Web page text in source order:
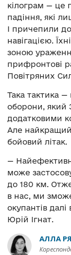
кілограм — це
падіння, які
І причепили
навігацією.
зоною
прифронтові
Повітряних
Така тактика
оборони, який
додатковими
Але
бойовий літак.
—
може
до 180 км.
в нас, ми
окупантів
Юрій Ігнат.
АЛЛА